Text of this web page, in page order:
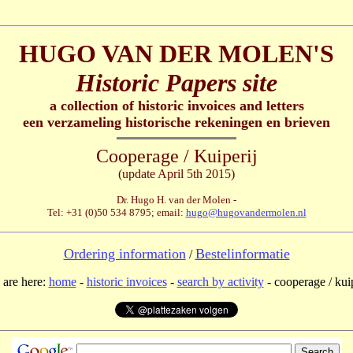
HUGO VAN DER MOLEN'S
Historic Papers site
a collection of historic invoices and letters
een verzameling historische rekeningen en brieven
Cooperage / Kuiperij
(update April 5th 2015)
Dr. Hugo H. van der Molen -
Tel: +31 (0)50 534 8795; email: hugo@hugovandermolen.nl
Ordering information /Bestelinformatie
here: home- historic invoices- search by activity- cooperage /